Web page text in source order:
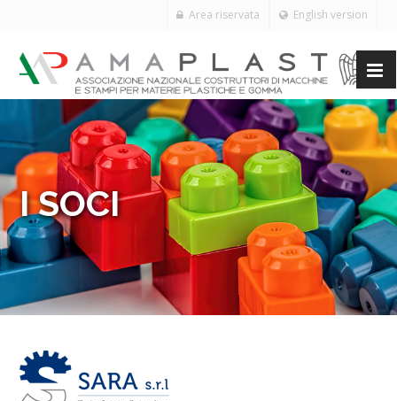
English version
Area riservata
I SOCI